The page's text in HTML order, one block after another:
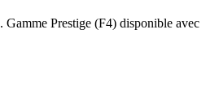
Gamme Prestige (F4) disponible avec